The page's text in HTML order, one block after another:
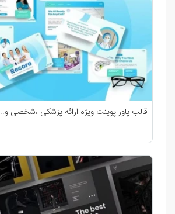
قالب پاور پوینت ویژه ارائه پزشکی ،شخصی و..